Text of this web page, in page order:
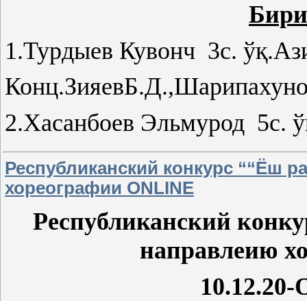
1.Турдыев Кувонч 3с.
2.Хасанбоев Эльмурод 5с.
Республиканский конкурс ““Ёш
хореографии ONLINE
Республиканский
направлеию
10.12.20-